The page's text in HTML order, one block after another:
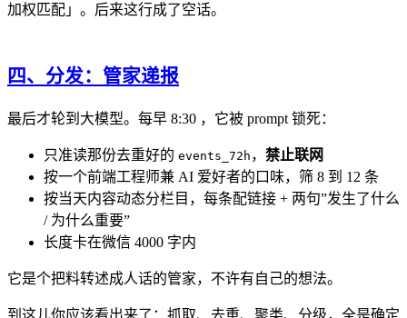
加权匹配」。后来这行成了空话。
四、分发：管家递报
最后才轮到大模型。每早 8:30 ，它被 prompt 锁死：
只准读那份去重好的 events_72h ， 禁止联网
按一个前端工程师兼 AI 爱好者的口味，筛 8 到 12 条
按当天内容动态分栏目，每条配链接 + 两句”发生了什么
/ 为什么重要”
长度卡在微信 4000 字内
它是个把料转述成人话的管家，不许有自己的想法。